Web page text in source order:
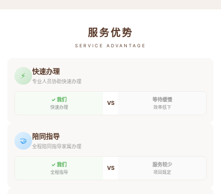
服务优势
SERVICE ADVANTAGE
⚡ 快速办理
专业人员协助快速办理
✓ 我们
快速办理
VS 等待缓慢
效率低下
🤝 陪同指导
全程陪同指导家属办理
✓ 我们
全程指导
VS 服务较少
项目既定